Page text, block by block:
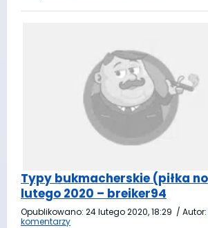
Typy bukmacherskie (piłka
lutego 2020 – breiker94
Opublikowano: 24 lutego 2020, 18:29 / Autor:
komentarzy